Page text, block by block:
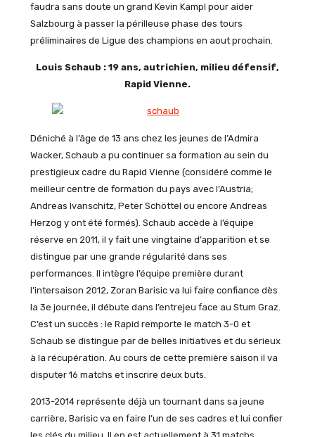
faudra sans doute un grand Kevin Kampl pour aider
Salzbourg à passer la périlleuse phase des tours
préliminaires de Ligue des champions en aout prochain.
Louis Schaub : 19 ans, autrichien, milieu défensif,
Rapid Vienne.
Déniché à l’âge de 13 ans chez les jeunes de l’Admira
Wacker, Schaub a pu continuer sa formation au sein du
prestigieux cadre du Rapid Vienne (considéré comme le
meilleur centre de formation du pays avec l’Austria;
Andreas Ivanschitz, Peter Schöttel ou encore Andreas
Herzog y ont été formés). Schaub accède à l’équipe
réserve en 2011, il y fait une vingtaine d’apparition et se
distingue par une grande régularité dans ses
performances. Il intègre l’équipe première durant
l’intersaison 2012, Zoran Barisic va lui faire confiance dès
la 3e journée, il débute dans l’entrejeu face au Stum Graz.
C’est un succès : le Rapid remporte le match 3-0 et
Schaub se distingue par de belles initiatives et du sérieux
à la récupération. Au cours de cette première saison il va
disputer 16 matchs et inscrire deux buts.
2013-2014 représente déjà un tournant dans sa jeune
carrière, Barisic va en faire l’un de ses cadres et lui confier